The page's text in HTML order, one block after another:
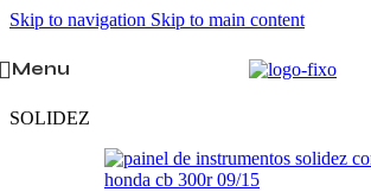
Skip to navigation Skip to main content
Menu
SOLIDEZ